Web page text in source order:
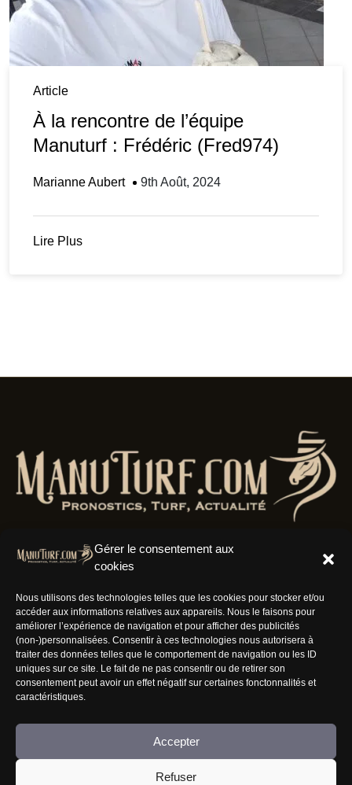
Gérer le consentement aux
cookies
Nous utilisons des technologies telles que les cookies pour stocker et/ou
accéder aux informations relatives aux appareils. Nous le faisons pour
améliorer l’expérience de navigation et pour afficher des publicités
(non-)personnalisées. Consentir à ces technologies nous autorisera à
traiter des données telles que le comportement de navigation ou les ID
uniques sur ce site. Le fait de ne pas consentir ou de retirer son
consentement peut avoir un effet négatif sur certaines fonctonnalités et
caractéristiques.
Accepter
Refuser
Article
À la rencontre de l’équipe
Manuturf : Frédéric (Fred974)
Marianne Aubert 9th Août, 2024
Lire Plus
Résaux Sociaux
Informations
Nous rejoindre